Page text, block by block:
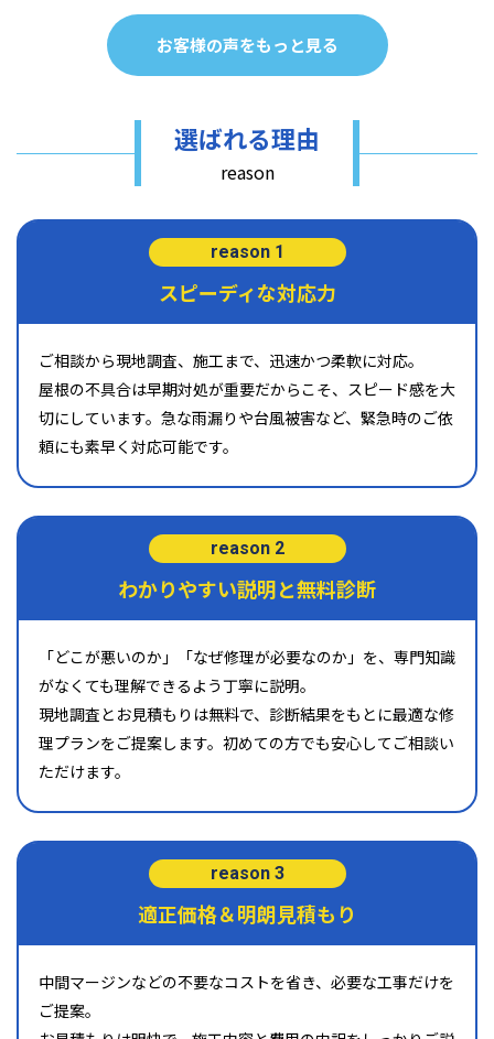
お客様の声をもっと見る
選ばれる理由
reason
reason 1
スピーディな対応力
ご相談から現地調査、施工まで、迅速かつ柔軟に対応。
屋根の不具合は早期対処が重要だからこそ、スピード感を大
切にしています。急な雨漏りや台風被害など、緊急時のご依
頼にも素早く対応可能です。
reason 2
わかりやすい説明と無料診断
「どこが悪いのか」「なぜ修理が必要なのか」を、専門知識
がなくても理解できるよう丁寧に説明。
現地調査とお見積もりは無料で、診断結果をもとに最適な修
理プランをご提案します。初めての方でも安心してご相談い
ただけます。
reason 3
適正価格＆明朗見積もり
中間マージンなどの不要なコストを省き、必要な工事だけを
ご提案。